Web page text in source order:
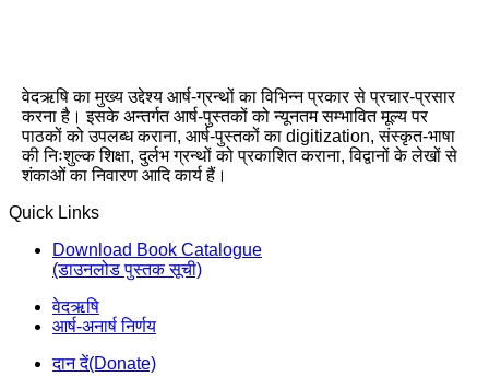
वेदऋषि का मुख्य उद्देश्य आर्ष-ग्रन्थों का विभिन्न प्रकार से प्रचार-प्रसार
करना है। इसके अन्तर्गत आर्ष-पुस्तकों को न्यूनतम सम्भावित मूल्य पर
पाठकों को उपलब्ध कराना, आर्ष-पुस्तकों का digitization, संस्कृत-भाषा
की निःशुल्क शिक्षा, दुर्लभ ग्रन्थों को प्रकाशित कराना, विद्वानों के लेखों से
शंकाओं का निवारण आदि कार्य हैं।
Quick Links
Download Book Catalogue
(डाउनलोड पुस्तक सूची)
वेदऋषि
आर्ष-अनार्ष निर्णय
दान दें(Donate)